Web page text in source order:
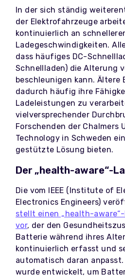
In der sich ständig
der Elektrofahrzeuge
kontinuierlich an
Ladegeschwindigkeiten.
dass häufiges DC-
Schnellladen) die Alterung
beschleunigen kann. Ältere
dadurch häufig ihre
Ladeleistungen zu
vielversprechender
Forschenden der Chalmers
Technology in Schweden
gestützte Lösung bieten.
Der „health-aware“-
Die vom IEEE (Institute of
Electronics Engineers)
stellt einen „health-
vor, der den
Batterie während ihres
kontinuierlich erfasst und
automatisch daran
wurde entwickelt, um